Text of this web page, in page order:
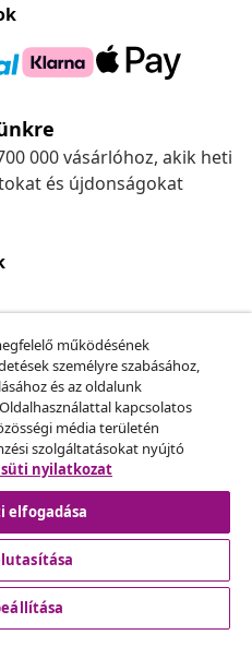
000 vásárlóhoz, akik heti
és újdonságokat
vonatkozó
való elállás
működésének
személyre szabásához,
és az oldalunk
kapcsolatos
média területén
szolgáltatásokat nyújtó
nyilatkozat
elfogadása